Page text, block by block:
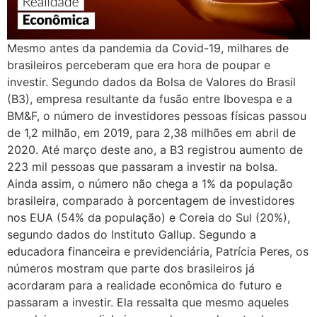
Mesmo antes da pandemia da Covid-19, milhares de
brasileiros perceberam que era hora de poupar e
investir. Segundo dados da Bolsa de Valores do Brasil
(B3), empresa resultante da fusão entre Ibovespa e a
BM&F, o número de investidores pessoas físicas passou
de 1,2 milhão, em 2019, para 2,38 milhões em abril de
2020. Até março deste ano, a B3 registrou aumento de
223 mil pessoas que passaram a investir na bolsa.
Ainda assim, o número não chega a 1% da população
brasileira, comparado à porcentagem de investidores
nos EUA (54% da população) e Coreia do Sul (20%),
segundo dados do Instituto Gallup. Segundo a
educadora financeira e previdenciária, Patrícia Peres, os
números mostram que parte dos brasileiros já
acordaram para a realidade econômica do futuro e
passaram a investir. Ela ressalta que mesmo aqueles